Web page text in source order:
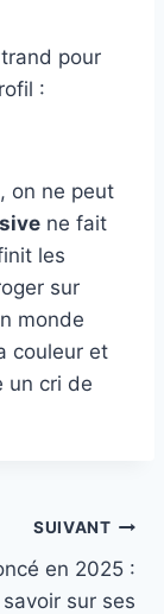
pour
:
on ne peut
ne fait
les
sur
monde
couleur et
un cri de
SUIVANT
en 2025 :
sur ses